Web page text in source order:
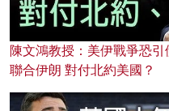
陳文鴻教授：美伊戰爭恐
聯合伊朗 對付北約美國？